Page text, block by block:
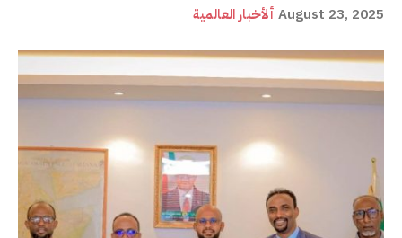
ألأخبار العالمية August 23, 2025